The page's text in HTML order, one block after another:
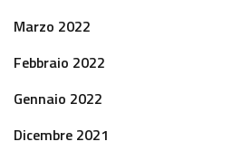
Marzo 2022
Febbraio 2022
Gennaio 2022
Dicembre 2021